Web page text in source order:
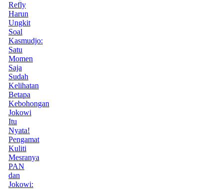
Refly
Harun
Ungkit
Soal
Kasmudjo:
Satu
Momen
Saja
Sudah
Kelihatan
Betapa
Kebohongan
Jokowi
Itu
Nyata!
Pengamat
Kuliti
Mesranya
PAN
dan
Jokowi: